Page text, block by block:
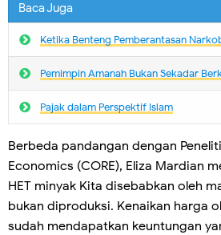
Baca Juga
Ketika Benteng Pemberantasan
Pemimpin Amanah Bukan Sekadar
Pajak dalam Perspektif Islam
Berbeda pandangan dengan
Economics (CORE), Eliza Mardian
HET minyak Kita disebabkan oleh
bukan diproduksi. Kenaikan harga
sudah mendapatkan keuntungan